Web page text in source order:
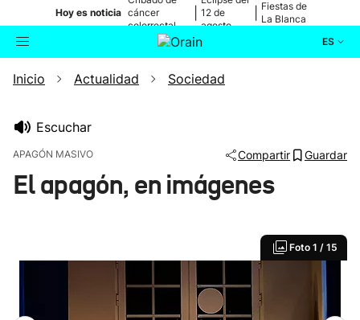
Hoy es noticia cáncer
colorrectal
12 de
agosto
Fiestas de
La Blanca
ES
Buscador Actualidad
Inicio Actualidad Sociedad
Escuchar
APAGÓN MASIVO Compartir Guardar
El apagón, en imágenes
Foto 1 / 15